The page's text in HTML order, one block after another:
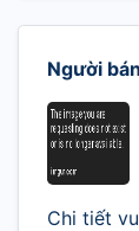
Người bán
Chi tiết